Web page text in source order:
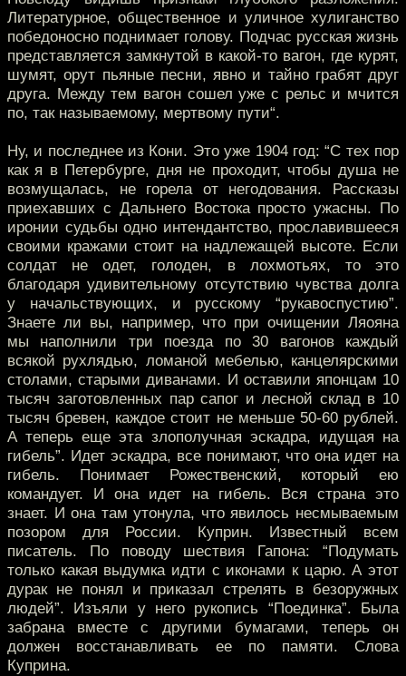
Литературное, общественное и уличное хулиганство
победоносно поднимает голову. Подчас русская жизнь
представляется замкнутой в какой-то вагон, где курят,
шумят, орут пьяные песни, явно и тайно грабят друг
друга. Между тем вагон сошел уже с рельс и мчится
по, так называемому, мертвому пути“.
Ну, и последнее из Кони. Это уже 1904 год: “С тех пор
как я в Петербурге, дня не проходит, чтобы душа не
возмущалась, не горела от негодования. Рассказы
приехавших с Дальнего Востока просто ужасны. По
иронии судьбы одно интендантство, прославившееся
своими кражами стоит на надлежащей высоте. Если
солдат не одет, голоден, в лохмотьях, то это
благодаря удивительному отсутствию чувства долга
у начальствующих, и русскому “рукавоспустию”.
Знаете ли вы, например, что при очищении Ляояна
мы наполнили три поезда по 30 вагонов каждый
всякой рухлядью, ломаной мебелью, канцелярскими
столами, старыми диванами. И оставили японцам 10
тысяч заготовленных пар сапог и лесной склад в 10
тысяч бревен, каждое стоит не меньше 50-60 рублей.
А теперь еще эта злополучная эскадра, идущая на
гибель”. Идет эскадра, все понимают, что она идет на
гибель. Понимает Рожественский, который ею
командует. И она идет на гибель. Вся страна это
знает. И она там утонула, что явилось несмываемым
позором для России. Куприн. Известный всем
писатель. По поводу шествия Гапона: “Подумать
только какая выдумка идти с иконами к царю. А этот
дурак не понял и приказал стрелять в безоружных
людей”. Изъяли у него рукопись “Поединка”. Была
забрана вместе с другими бумагами, теперь он
должен восстанавливать ее по памяти. Слова
Куприна.